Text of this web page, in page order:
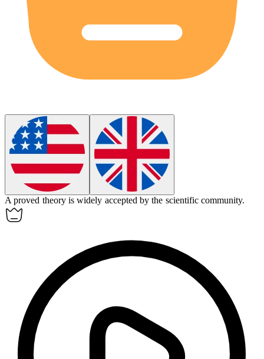
Aproved theory is widely accepted by the scientific community.